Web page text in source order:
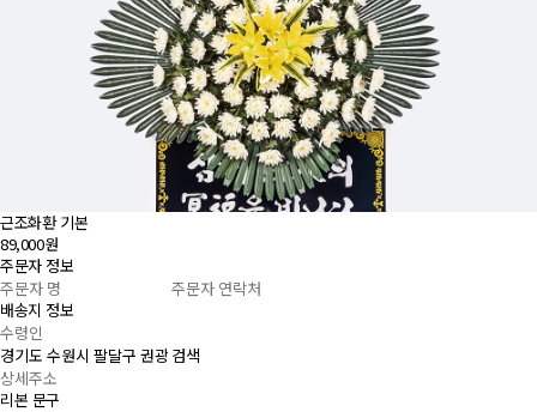
근조화환 기본
89,000원
주문자 정보
배송지 정보
검색
리본 문구